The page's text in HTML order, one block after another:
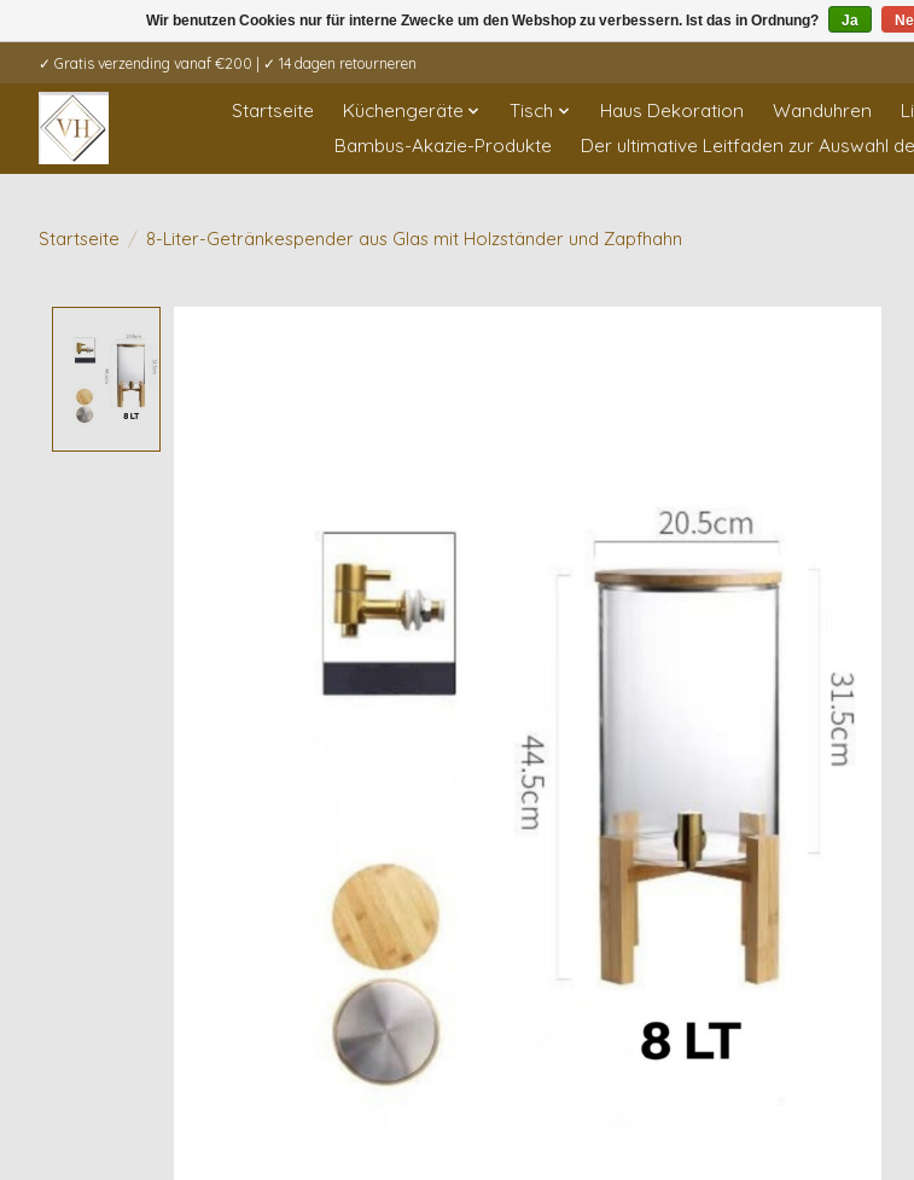
✓ Gratis verzending vanaf €200 | ✓ 14 dagen retourneren
Startseite Küchengeräte Tisch Haus Dekoration Wanduhren
Bambus-Akazie-Produkte
Der ultimative Leitfaden zur Auswahl
Startseite / 8-Liter-Getränkespender aus Glas mit Holzständer und Zapfhahn
Wir benutzen Cookies nur für interne Zwecke um den Webshop zu verbessern. Ist das in Ordnung? Ja